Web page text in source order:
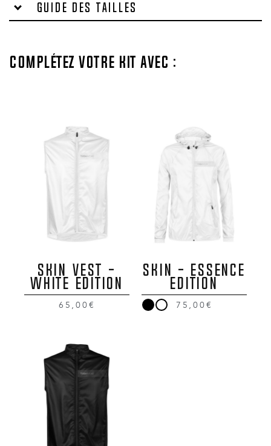
Guide des tailles
Complétez votre kit avec :
SKIN VEST -
WHITE EDITION
65,00€
SKIN - ESSENCE
EDITION
75,00€